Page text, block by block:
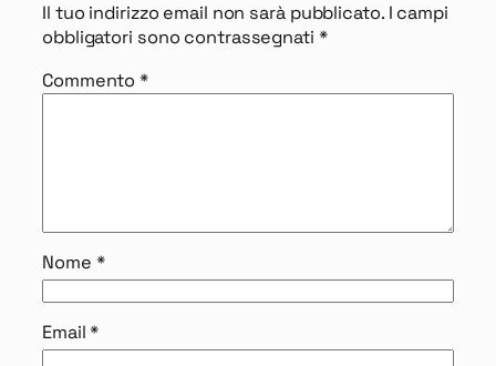
Il tuo indirizzo email non sarà pubblicato. I campi
obbligatori sono contrassegnati *
Commento*
Nome *
Email*